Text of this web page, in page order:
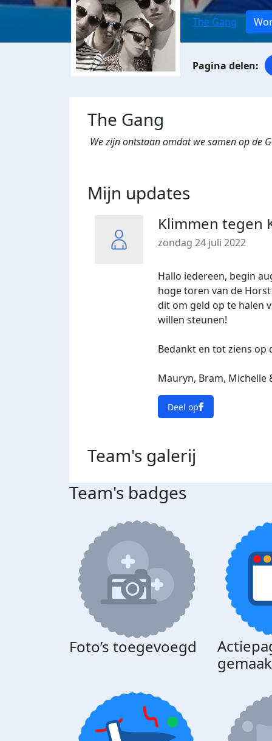
The Gang
The Gang
We zijn ontstaan omdat we samen op de
Mijn updates
Klimmen tegen
zondag 24 juli 2022
Hallo iedereen, begin
hoge toren van de
dit om geld op te halen
willen steunen!
Bedankt en tot ziens op
Mauryn, Bram, Michelle
Deel op
Team's galerij
Team's badges
Foto’s toegevoegd